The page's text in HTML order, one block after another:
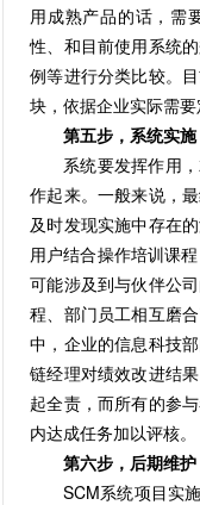
用成熟产品的话，需
性、和目前使用系统
例等进行分类比较。
块，依据企业实际需要
第五步，系统实施
系统要发挥作用
作起来。一般来说，
及时发现实施中存在
用户结合操作培训课
可能涉及到与伙伴公
程、部门员工相互磨
中，企业的信息科技
链经理对绩效改进结
起全责，而所有的参
内达成任务加以评核。
第六步，后期维护
SCM系统项目实